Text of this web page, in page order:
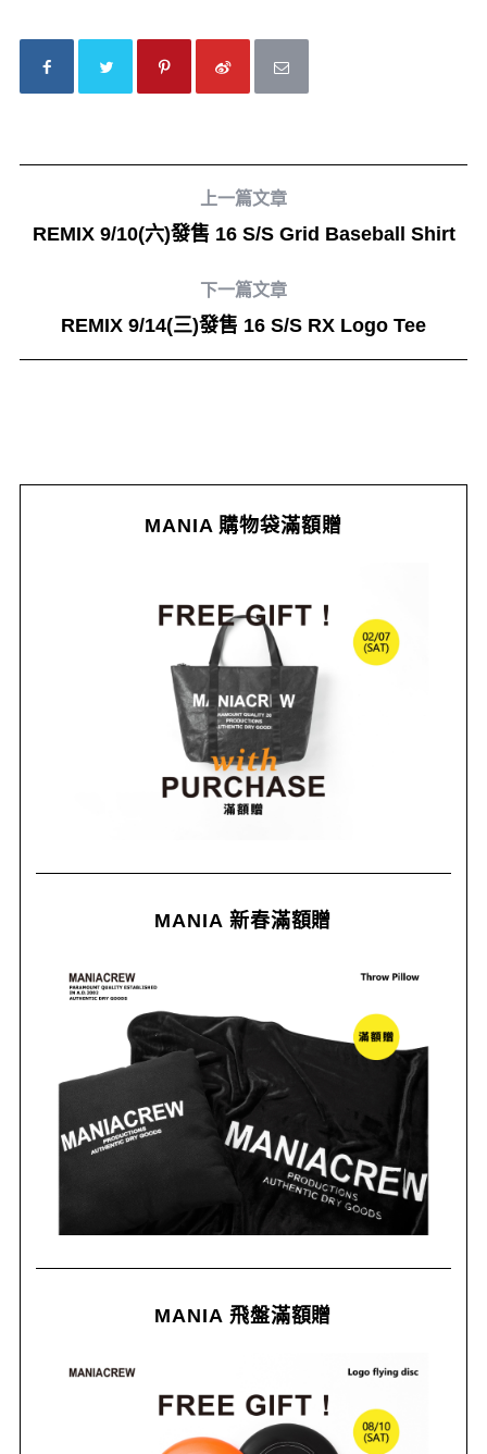
上一篇文章
REMIX 9/10(六)發售 16 S/S Grid Baseball Shirt
下一篇文章
REMIX 9/14(三)發售 16 S/S RX Logo Tee
MANIA 購物袋滿額贈
MANIA 新春滿額贈
MANIA 飛盤滿額贈